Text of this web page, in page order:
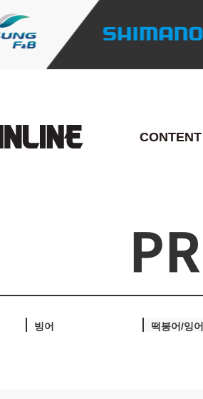
CONTENT
빙어 떡붕어/잉어